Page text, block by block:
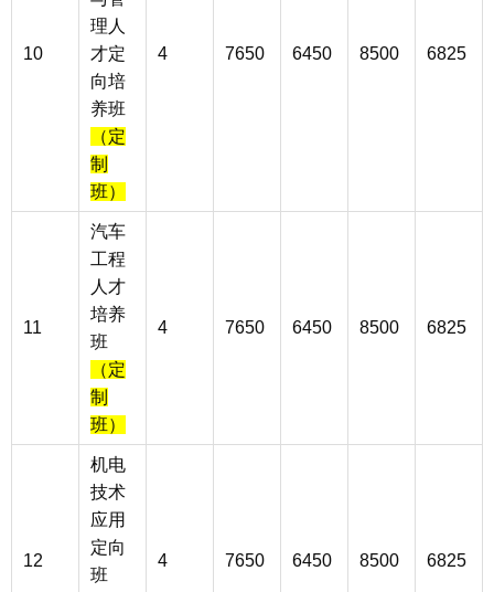
10
理人
才定
向培
养班
（定
制
班）
4 7650 6450 8500 6825
11
汽车
工程
人才
培养
班
（定
制
班）
4 7650 6450 8500 6825
12
机电
技术
应用
定向
班
4 7650 6450 8500 6825